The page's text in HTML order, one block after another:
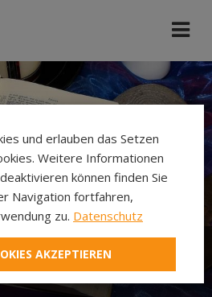
und erlauben das Setzen
Weitere Informationen
können finden Sie
Navigation fortfahren,
zu. Datenschutz
AKZEPTIEREN